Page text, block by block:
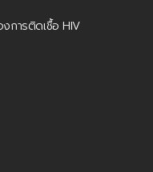
การติดเชื้อ HIV